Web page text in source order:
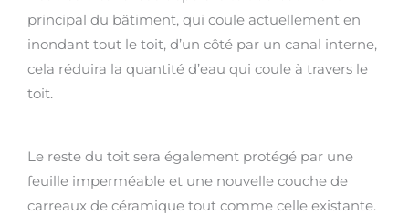
principal du bâtiment, qui coule actuellement en
inondant tout le toit, d’un côté par un canal interne,
cela réduira la quantité d’eau qui coule à travers le
toit.
Le reste du toit sera également protégé par une
feuille imperméable et une nouvelle couche de
carreaux de céramique tout comme celle existante.